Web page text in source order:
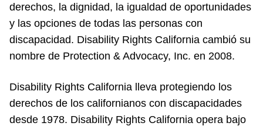
derechos, la dignidad, la igualdad de oportunidades
y las opciones de todas las personas con
discapacidad. Disability Rights California cambió su
nombre de Protection & Advocacy, Inc. en 2008.
Disability Rights California lleva protegiendo los
derechos de los californianos con discapacidades
desde 1978. Disability Rights California opera bajo